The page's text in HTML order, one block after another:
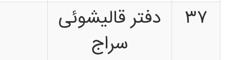
۳۷
دفتر قالیشوئی
سراج